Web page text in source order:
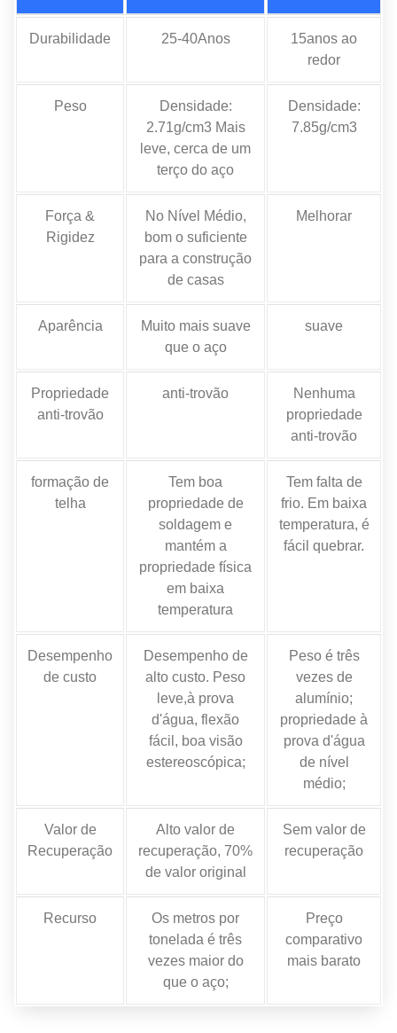
Durabilidade 25-40Anos
15anos ao
redor
Peso
Densidade:
2.71g/cm3 Mais
leve, cerca de um
terço do aço
Densidade:
7.85g/cm3
Força &
Rigidez
No Nível Médio,
bom o suficiente
para a construção
de casas
Melhorar
Aparência
Muito mais suave
que o aço
suave
Propriedade
anti-trovão
anti-trovão
Nenhuma
propriedade
anti-trovão
formação de
telha
Tem boa
propriedade de
soldagem e
mantém a
propriedade física
em baixa
temperatura
Tem falta de
frio. Em baixa
temperatura, é
fácil quebrar.
Desempenho
de custo
Desempenho de
alto custo. Peso
leve,à prova
d'água, flexão
fácil, boa visão
estereoscópica;
Peso é três
vezes de
alumínio;
propriedade à
prova d'água
de nível
médio;
Valor de
Recuperação
Alto valor de
recuperação, 70%
de valor original
Sem valor de
recuperação
Recurso
Os metros por
tonelada é três
vezes maior do
que o aço;
Preço
comparativo
mais barato